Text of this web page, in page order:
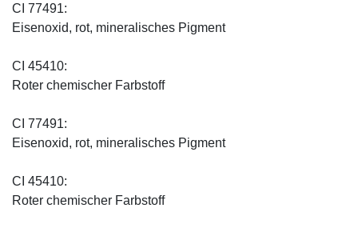
CI 77491:
Eisenoxid, rot, mineralisches Pigment
CI 45410:
Roter chemischer Farbstoff
CI 77491:
Eisenoxid, rot, mineralisches Pigment
CI 45410:
Roter chemischer Farbstoff